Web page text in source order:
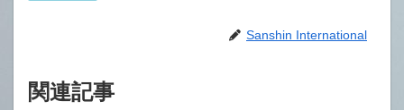
Sanshin International
関連記事